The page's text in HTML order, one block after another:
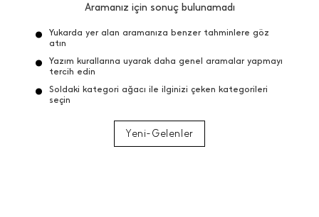
Aramanız için sonuç bulunamadı
Yukarda yer alan aramanıza benzer tahminlere göz
atın
Yazım kurallarına uyarak daha genel aramalar yapmayı
tercih edin
Soldaki kategori ağacı ile ilginizi çeken kategorileri
seçin
Yeni-Gelenler